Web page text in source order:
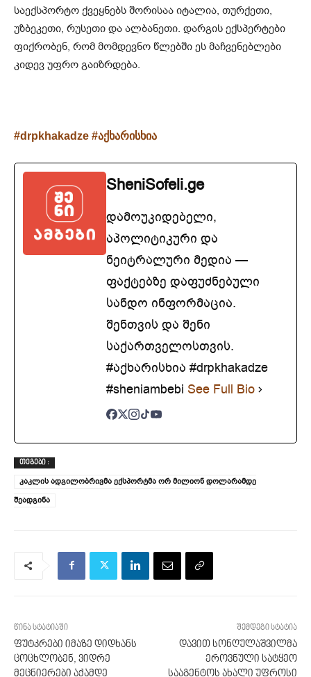
საექსპორტო ქვეყნებს შორისაა იტალია, თურქეთი,
უზბეკეთი, რუსეთი და ალბანეთი. დარგის ექსპერტები
ფიქრობენ, რომ მომდევნო წლებში ეს მაჩვენებლები
კიდევ უფრო გაიზრდება.
#drpkhakadze #აქხარისხია
SheniSofeli.ge
დამოუკიდებელი,
აპოლიტიკური და
ნეიტრალური მედია —
ფაქტებზე დაფუძნებული
სანდო ინფორმაცია.
შენთვის და შენი
საქართველოსთვის.
#აქხარისხია #drpkhakadze
#sheniambebi See Full Bio
ᲗᲔᲒᲔᲑᲘ :
კაკლის ადგილობრივმა ექსპორტმა ორ მილიონ დოლარამდე
შეადგინა
წინა სტატიაში
ფუტკრები იმაზე დიდხანს
ცოცხლობენ, ვიდრე
მეცნიერები აქამდე
შემდეგი სტატია
დავით სონღულაშვილმა
ეროვნული სატყეო
სააგენტოს ახალი უფროსი